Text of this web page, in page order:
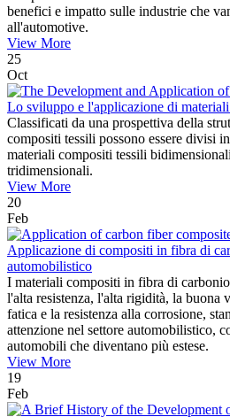
benefici e impatto sulle industrie che
all'automotive.
View More
25
Oct
Lo sviluppo e l'applicazione di
Classificati da una prospettiva della
compositi tessili possono essere divisi
materiali compositi tessili
tridimensionali.
View More
20
Feb
Applicazione di compositi in fibra di
automobilistico
I materiali compositi in fibra di
l'alta resistenza, l'alta rigidità, la buona
fatica e la resistenza alla corrosione,
attenzione nel settore automobilistico,
automobili che diventano più estese.
View More
19
Feb